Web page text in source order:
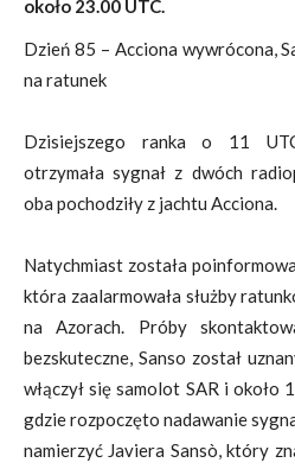
około 23.00 UTC.
Dzień 85 – Acciona wywrócona,
na ratunek
Dzisiejszego ranka o 11
otrzymała sygnał z dwóch
oba pochodziły z jachtu Acciona.
Natychmiast została
która zaalarmowała służby
na Azorach. Próby
bezskuteczne, Sanso został
włączył się samolot SAR i około
gdzie rozpoczęto nadawanie
namierzyć Javiera Sansò, który